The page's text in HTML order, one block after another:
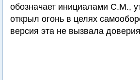
обозначает инициалами С.М.,
открыл огонь в целях
версия эта не вызвала